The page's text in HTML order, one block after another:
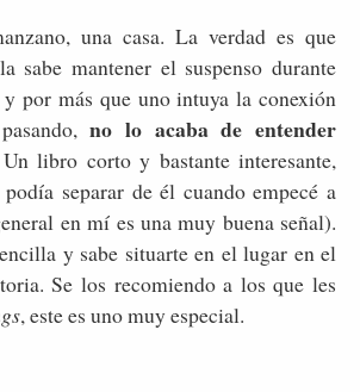
una casa. La verdad es que
sabe mantener el suspenso durante
por más que uno intuya la conexión
no lo acaba de entender
libro corto y bastante interesante,
separar de él cuando empecé a
en mí es una muy buena señal).
y sabe situarte en el lugar en el
Se los recomiendo a los que les
, este es uno muy especial.